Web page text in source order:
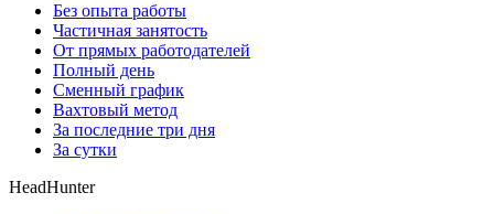
Без опыта работы
Частичная занятость
От прямых работодателей
Полный день
Сменный график
Вахтовый метод
За последние три дня
За сутки
HeadHunter